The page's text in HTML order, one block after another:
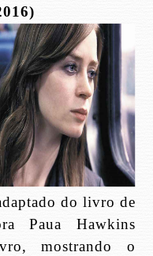
do livro de
Paua Hawkins
mostrando o